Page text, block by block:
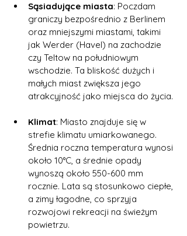
Sąsiadujące miasta: Poczdam
graniczy bezpośrednio z Berlinem
oraz mniejszymi miastami, takimi
jak Werder (Havel) na zachodzie
czy Teltow na południowym
wschodzie. Ta bliskość dużych i
małych miast zwiększa jego
atrakcyjność jako miejsca do życia.
Klimat: Miasto znajduje się w
strefie klimatu umiarkowanego.
Średnia roczna temperatura wynosi
około 10°C, a średnie opady
wynoszą około 550-600 mm
rocznie. Lata są stosunkowo ciepłe,
a zimy łagodne, co sprzyja
rozwojowi rekreacji na świeżym
powietrzu.